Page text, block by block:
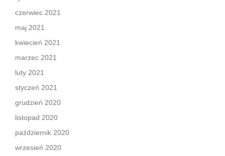
czerwiec 2021
maj 2021
kwiecień 2021
marzec 2021
luty 2021
styczeń 2021
grudzień 2020
listopad 2020
październik 2020
wrzesień 2020